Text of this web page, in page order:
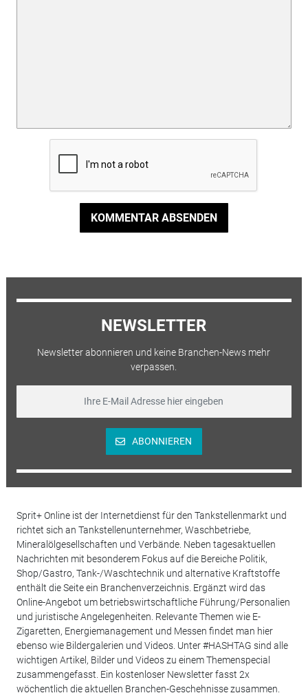
KOMMENTAR ABSENDEN
NEWSLETTER
Newsletter abonnieren und keine Branchen-News mehr
verpassen.
ABONNIEREN
Sprit+ Online ist der Internetdienst für den Tankstellenmarkt und
richtet sich an Tankstellenunternehmer, Waschbetriebe,
Mineralölgesellschaften und Verbände. Neben tagesaktuellen
Nachrichten mit besonderem Fokus auf die Bereiche Politik,
Shop/Gastro, Tank-/Waschtechnik und alternative Kraftstoffe
enthält die Seite ein Branchenverzeichnis. Ergänzt wird das
Online-Angebot um betriebswirtschaftliche Führung/Personalien
und juristische Angelegenheiten. Relevante Themen wie E-
Zigaretten, Energiemanagement und Messen findet man hier
ebenso wie Bildergalerien und Videos. Unter #HASHTAG sind alle
wichtigen Artikel, Bilder und Videos zu einem Themenspecial
zusammengefasst. Ein kostenloser Newsletter fasst 2x
wöchentlich die aktuellen Branchen-Geschehnisse zusammen.